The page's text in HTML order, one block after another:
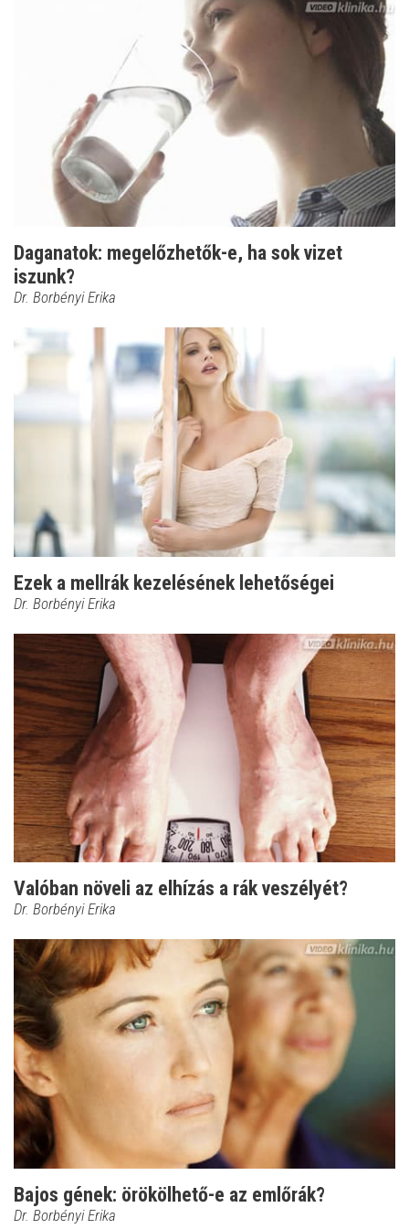
Daganatok: megelőzhetők-e, ha sok vizet
iszunk?
Dr. Borbényi Erika
Ezek a mellrák kezelésének lehetőségei
Dr. Borbényi Erika
Valóban növeli az elhízás a rák veszélyét?
Dr. Borbényi Erika
Bajos gének: örökölhető-e az emlőrák?
Dr. Borbényi Erika